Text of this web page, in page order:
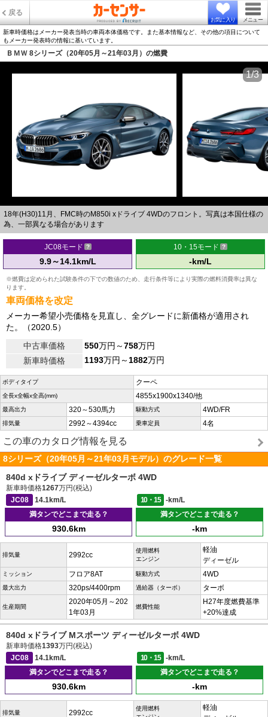
戻る
お気に入り メニュー
新車時価格はメーカー発表当時の車両本体価格です。また基本情報など、その他の項目について
もメーカー発表時の情報に基いています。
ＢＭＷ 8シリーズ（20年05月～21年03月）の燃費
18年(H30)11月、FMC時のM850i xドライブ 4WDのフロント。写真は本国仕様の
為、一部異なる場合があります
1/3
JC08モード
9.9～14.1km/L
10・15モード
-km/L
※燃費は定められた試験条件の下での数値のため、走行条件等により実際の燃料消費率は異な
ります。
車両価格を改定
メーカー希望小売価格を見直し、全グレードに新価格が適用され
た。（2020.5）
中古車価格
550万円～758万円
新車時価格
1193万円～1882万円
ボディタイプ クーペ
全長x全幅x全高(mm) 4855x1900x1340/他
最高出力 320～530馬力 駆動方式 4WD/FR
排気量 2992～4394cc 乗車定員 4名
この車のカタログ情報を見る
8シリーズ（20年05月～21年03月モデル）のグレード一覧
840d xドライブ ディーゼルターボ 4WD
新車時価格1267万円(税込)
JC08
14.1km/L 10・15
-km/L
満タンでどこまで走る？
930.6km
満タンでどこまで走る？
-km
排気量 2992cc
使用燃料
エンジン
軽油
ディーゼル
ミッション フロア8AT 駆動方式 4WD
最大出力 320ps/4400rpm 過給器（ターボ） ターボ
生産期間
2020年05月～202
1年03月
燃費性能
H27年度燃費基準
+20%達成
840d xドライブ Mスポーツ ディーゼルターボ 4WD
新車時価格1393万円(税込)
JC08
14.1km/L 10・15
-km/L
満タンでどこまで走る？
930.6km
満タンでどこまで走る？
-km
排気量 2992cc
使用燃料
軽油